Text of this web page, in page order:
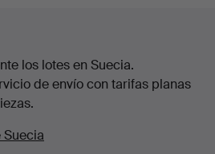
los lotes en Suecia.
de envío con tarifas planas